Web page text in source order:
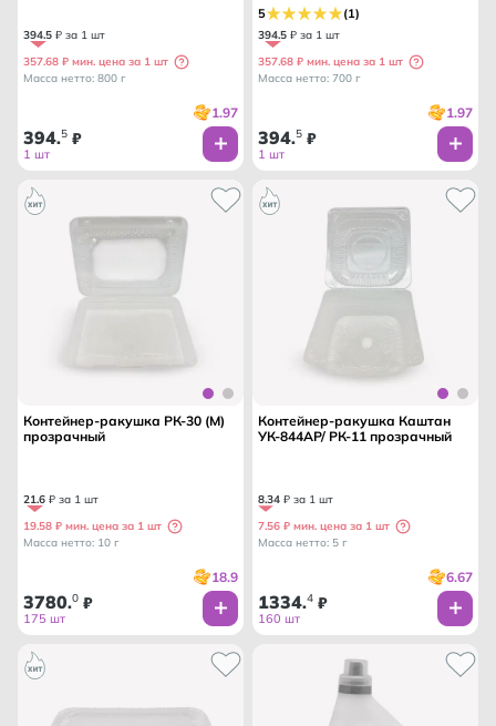
394.5 ₽ за 1 шт
357.68 ₽ мин. цена за 1 шт
Масса нетто: 800 г
1.97
394.5 ₽
1 шт
5 (1)
394.5 ₽ за 1 шт
357.68 ₽ мин. цена за 1 шт
Масса нетто: 700 г
1.97
394.5 ₽
1 шт
Контейнер-ракушка РК-30 (М)
прозрачный
21.6 ₽ за 1 шт
19.58 ₽ мин. цена за 1 шт
Масса нетто: 10 г
18.9
3780.0 ₽
175 шт
Контейнер-ракушка Каштан
УК-844АР/ РК-11 прозрачный
8.34 ₽ за 1 шт
7.56 ₽ мин. цена за 1 шт
Масса нетто: 5 г
6.67
1334.4 ₽
160 шт